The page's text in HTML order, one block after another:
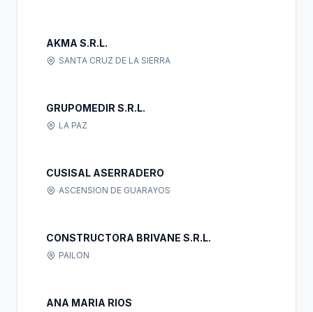
AKMA S.R.L.
SANTA CRUZ DE LA SIERRA
GRUPOMEDIR S.R.L.
LA PAZ
CUSISAL ASERRADERO
ASCENSION DE GUARAYOS
CONSTRUCTORA BRIVANE S.R.L.
PAILON
ANA MARIA RIOS